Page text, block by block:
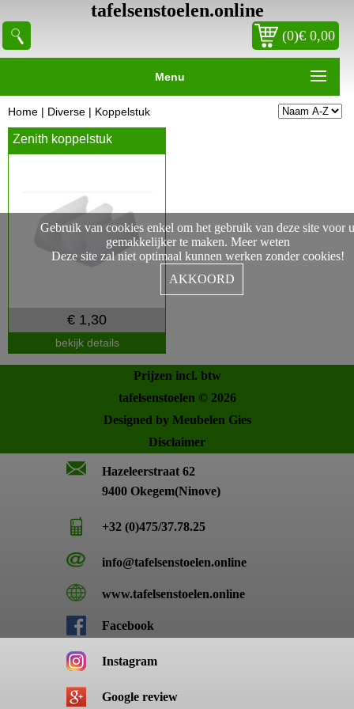
tafelsenstoelen.online
(0)€ 0,00
Menu
Home | Diverse | Koppelstuk
Zenith koppelstuk
€ 1,30
bekijk details
Prijzen incl. btw
tafelsenstoelen © 2026
Designed by Meubelen Gies
Disclaimer
Hazeleerstraat 62
9400 Okegem(Ninove)
+32 (0)475/37.78.25
info@tafelsenstoelen.online
www.tafelsenstoelen.online
Facebook
Instagram
Google review
Gebruik van cookies enkel om het gebruik van deze site voor
gemakkelijker te maken. Meer weten
Deze site zal niet optimaal kunnen werken zonder cookies!
AKKOORD